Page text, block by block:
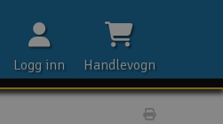
Handlevogn
Logg inn